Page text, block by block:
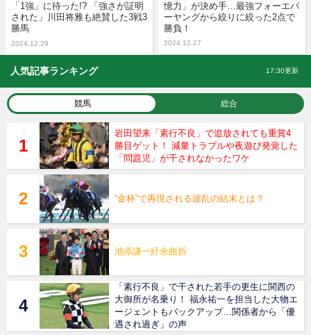
「1強」に待った!? 「強さが証明
された」川田将雅も絶賛した3戦3
勝馬
2024.12.29
憶力」が決め手…最強フォーエバ
ーヤングから絞りに絞った2点で
勝負！
2024.12.27
人気記事ランキング 17:30更新
競馬 総合
岩田望来「素行不良」で追放されても重賞4
勝目ゲット！ 減量トラブルや夜遊び発覚した
「問題児」が干されなかったワケ
“金杯”で再現される波乱の結末とは？
池添謙一紆余曲折
「素行不良」で干された若手の更生に関西の
大御所が名乗り！ 福永祐一を担当した大物エ
ージェントもバックアップ…関係者から「優
遇され過ぎ」の声